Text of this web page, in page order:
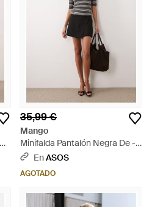
35,99 €
Mango
Minifalda Pantalón Negra De -
Negro
EnASOS
AGOTADO